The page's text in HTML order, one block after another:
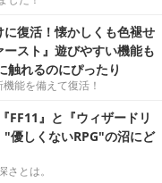
復活！懐かしくも色褪せ
スト』遊びやすい機能も
触れるのにぴったり
能を備えて復活！
FF11』と『ウィザードリ
"優しくないRPG"の沼にど
とは。